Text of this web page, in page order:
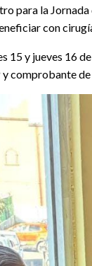
para la
con
y jueves 16
y comprobante